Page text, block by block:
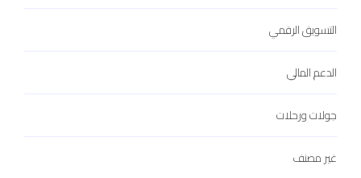
التسويق الرقمي
الدعم المالي
جولات ورحلات
غير مصنف